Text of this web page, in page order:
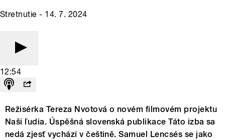
Stretnutie - 14. 7. 2024
12:54
Režisérka Tereza Nvotová o novém filmovém projektu
Naši ľudia. Úspěšná slovenská publikace Táto izba sa
nedá zjesť vychází v češtině. Samuel Lencsés se jako